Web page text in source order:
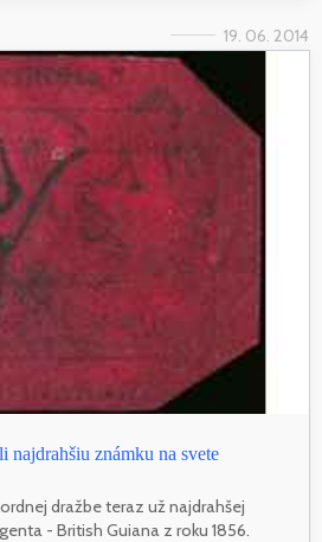
19. 06. 2014
známku na svete
dražbe teraz už najdrahšej
- British Guiana z roku 1856.